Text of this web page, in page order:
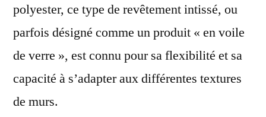
polyester, ce type de revêtement intissé, ou
parfois désigné comme un produit « en voile
de verre », est connu pour sa flexibilité et sa
capacité à s’adapter aux différentes textures
de murs.